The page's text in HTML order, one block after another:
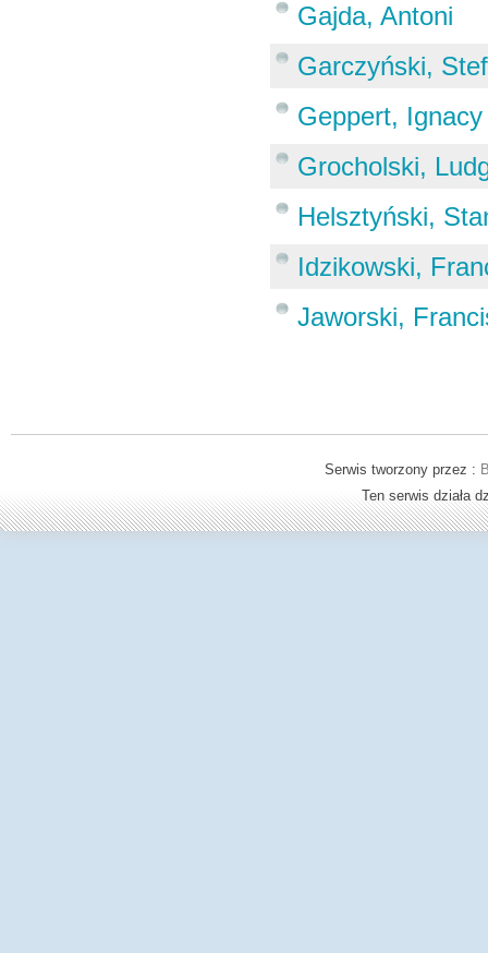
Gajda, Antoni
Garczyński,
Geppert, Ignacy
Grocholski,
Helsztyński,
Idzikowski,
Jaworski,
Serwis tworzony przez :
Ten serwis działa